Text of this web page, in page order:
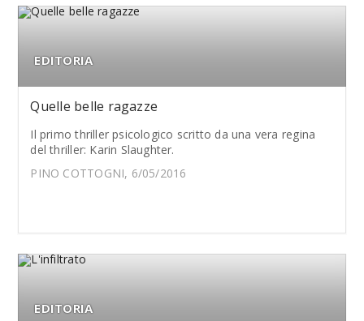
EDITORIA
Quelle belle ragazze
Il primo thriller psicologico scritto da una vera regina
del thriller: Karin Slaughter.
PINO COTTOGNI, 6/05/2016
EDITORIA